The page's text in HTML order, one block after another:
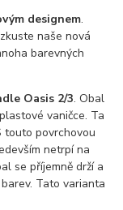
designem.
naše nová
barevných
Oasis 2/3. Obal
vaničce. Ta
touto povrchovou
netrpí na
se příjemně drží a
Tato varianta